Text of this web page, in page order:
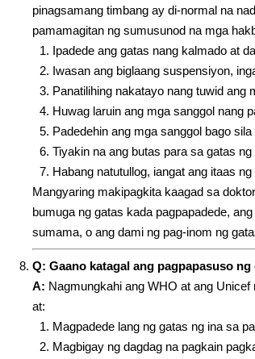
pinagsamang timbang ay di-normal na
pamamagitan ng sumusunod na mga
Ipadede ang gatas nang kalmado at
Iwasan ang biglaang suspensiyon,
Panatilihing nakatayo nang tuwid ang
Huwag laruin ang mga sanggol nang
Padedehin ang mga sanggol bago
Tiyakin na ang butas para sa gatas
Habang natutullog, iangat ang itaas
Mangyaring makipagkita kaagad sa
bumuga ng gatas kada pagpapadede,
sumama, o ang dami ng pag-inom ng
Q: Gaano katagal ang pagpapasuso
A: Nagmungkahi ang WHO at ang
at:
Magpadede lang ng gatas ng ina sa
Magbigay ng dagdag na pagkain